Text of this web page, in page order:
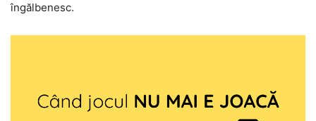
îngălbenesc.